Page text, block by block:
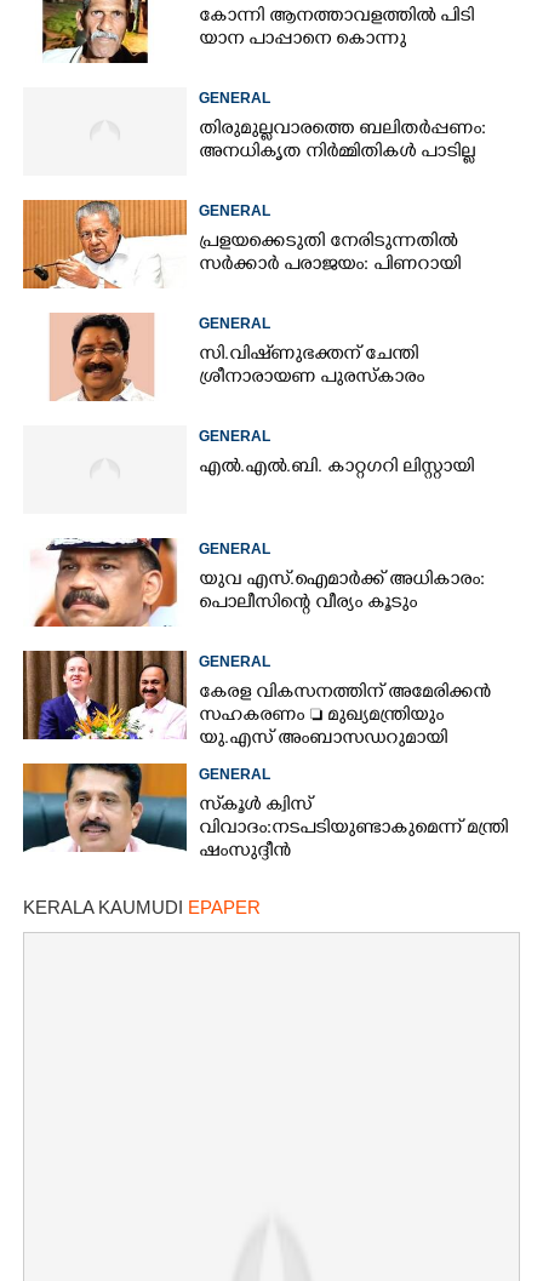
കോന്നി ആനത്താവളത്തി​ൽ പി​ടി​
യാന പാപ്പാനെ കൊന്നു
GENERAL
തിരുമുല്ലവാരത്തെ ബലിതർപ്പണം:
അനധികൃത നിർമ്മിതികൾ പാടില്ല
GENERAL
പ്രളയക്കെടുതി നേരിടുന്നതിൽ
സർക്കാർ പരാജയം: പിണറായി
GENERAL
സി.വിഷ്‌ണുഭക്തന് ചേന്തി
ശ്രീനാരായണ പുരസ്കാരം
GENERAL
എൽ.എൽ.ബി. കാറ്റഗറി ലിസ്റ്റായി
GENERAL
യുവ എസ്.ഐമാർക്ക് അധികാരം:
പൊലീസിന്റെ വീര്യം കൂടും
GENERAL
കേരള വികസനത്തിന് അമേരിക്കൻ
സഹകരണം  മുഖ്യമന്ത്രിയും
യു.എസ് അംബാസഡറുമായി
GENERAL
സ്‌കൂൾ ക്വിസ്
വിവാദം:നടപടിയുണ്ടാകുമെന്ന് മന്ത്രി
ഷംസുദ്ദീൻ
KERALA KAUMUDI EPAPER